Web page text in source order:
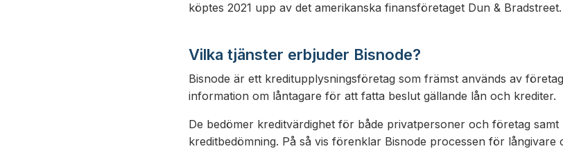
köptes 2021 upp av det amerikanska finansföretaget Dun & Bradstreet.
Vilka tjänster erbjuder Bisnode?
Bisnode är ett kreditupplysningsföretag som främst används av
information om låntagare för att fatta beslut gällande lån och krediter.
De bedömer kreditvärdighet för både privatpersoner och företag
kreditbedömning. På så vis förenklar Bisnode processen för